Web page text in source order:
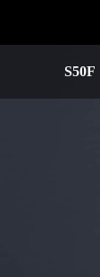
S50F